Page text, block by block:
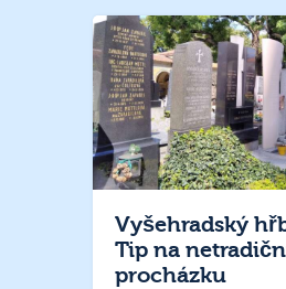
Vyšehradský
Tip na
procházku